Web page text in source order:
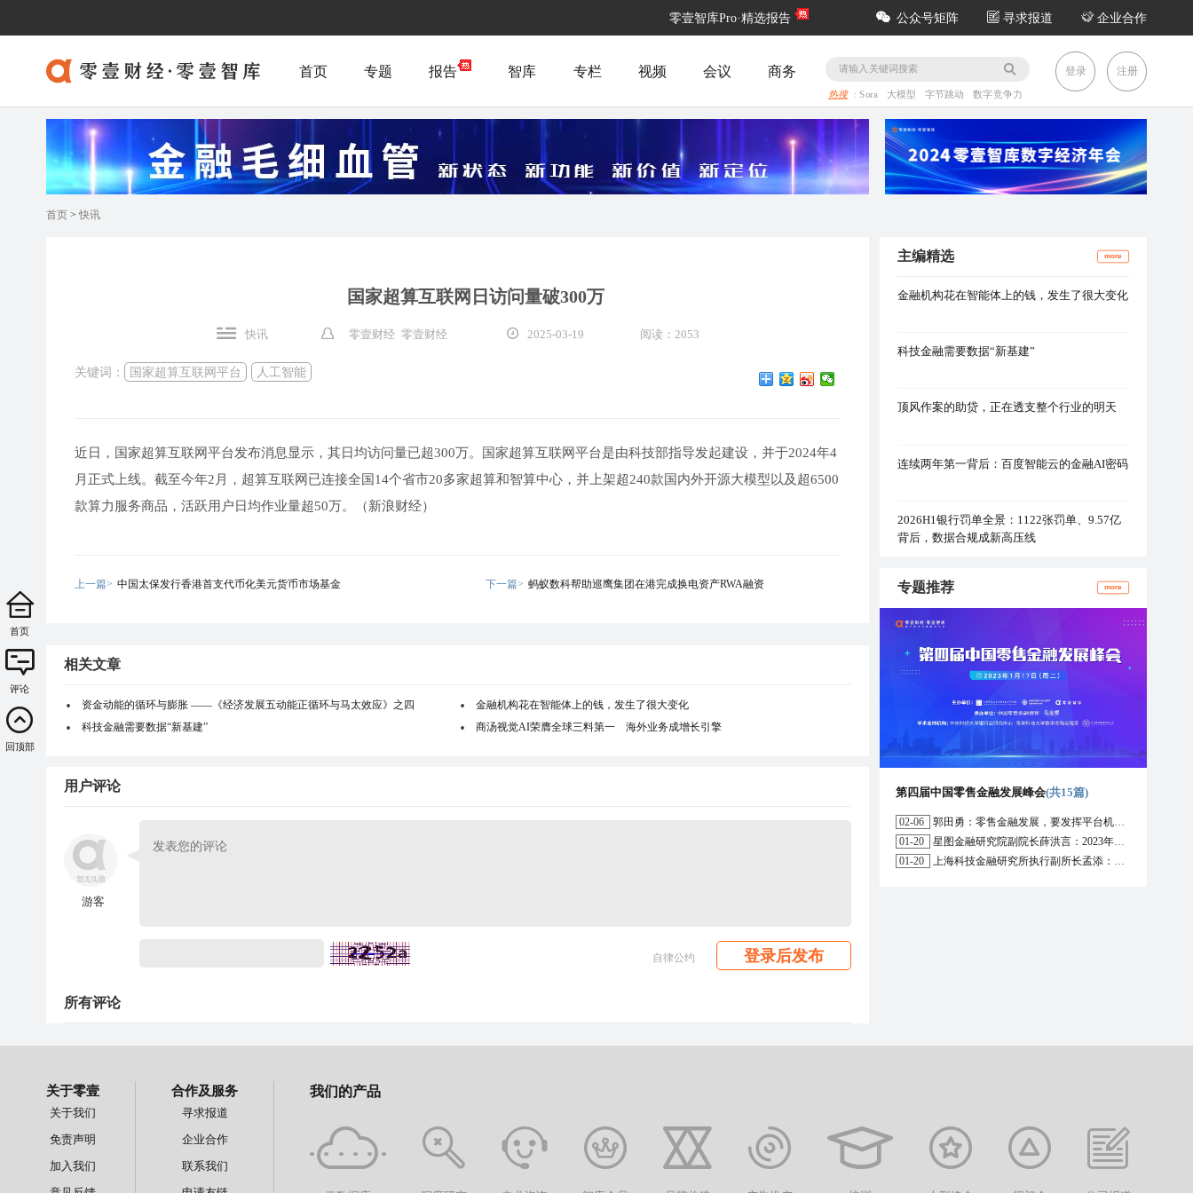
零壹智库Pro·精选报告 公众号矩阵 寻求报道 企业合作
首页 专题 报告 智库 专栏 视频 会议 商务
热搜 :Sora 大模型 字节跳动 数字竞争力
登录 注册
首页 > 快讯
国家超算互联网日访问量破300万
快讯 零壹财经 零壹财经 2025-03-19 阅读：2053
关键词： 国家超算互联网平台 人工智能
近日，国家超算互联网平台发布消息显示，其日均访问量已超300万。国家超算互联网平台是由科技部指导发起建设，并于2024年4
月正式上线。截至今年2月，超算互联网已连接全国14个省市20多家超算和智算中心，并上架超240款国内外开源大模型以及超6500
款算力服务商品，活跃用户日均作业量超50万。（新浪财经）
上一篇> 中国太保发行香港首支代币化美元货币市场基金 下一篇> 蚂蚁数科帮助巡鹰集团在港完成换电资产RWA融资
相关文章
资金动能的循环与膨胀 ——《经济发展五动能正循环与马太效应》之四
金融机构花在智能体上的钱，发生了很大变化
科技金融需要数据“新基建”
商汤视觉AI荣膺全球三料第一 海外业务成增长引擎
用户评论
游客
自律公约 登录后发布
所有评论
主编精选 more
金融机构花在智能体上的钱，发生了很大变化
科技金融需要数据“新基建”
顶风作案的助贷，正在透支整个行业的明天
连续两年第一背后：百度智能云的金融AI密码
2026H1银行罚单全景：1122张罚单、9.57亿
背后，数据合规成新高压线
专题推荐 more
第四届中国零售金融发展峰会(共15篇)
02-06
郭田勇：零售金融发展，要发挥平台机构的作用
01-20
星图金融研究院副院长薛洪言：2023年消费信贷或迎来新起点
01-20
上海科技金融研究所执行副所长孟添：开放银行与嵌入式金融为数字普惠金融带来更大发展空间
首页
评论
回顶部
关于零壹
关于我们
免责声明
加入我们
合作及服务
寻求报道
企业合作
联系我们
我们的产品